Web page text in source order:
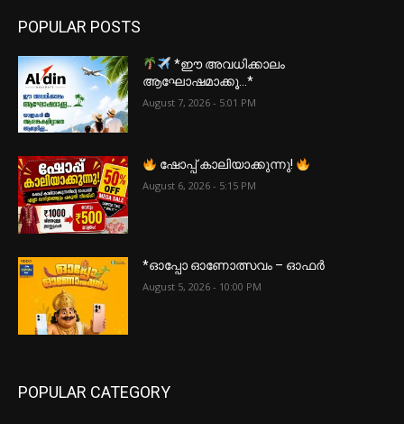
POPULAR POSTS
*ഈ അവധിക്കാലം
ആഘോഷമാക്കൂ…*
August 7, 2026 - 5:01 PM
ഷോപ്പ് കാലിയാക്കുന്നു!
August 6, 2026 - 5:15 PM
*ഓപ്പോ ഓണോത്സവം – ഓഫർ
August 5, 2026 - 10:00 PM
POPULAR CATEGORY